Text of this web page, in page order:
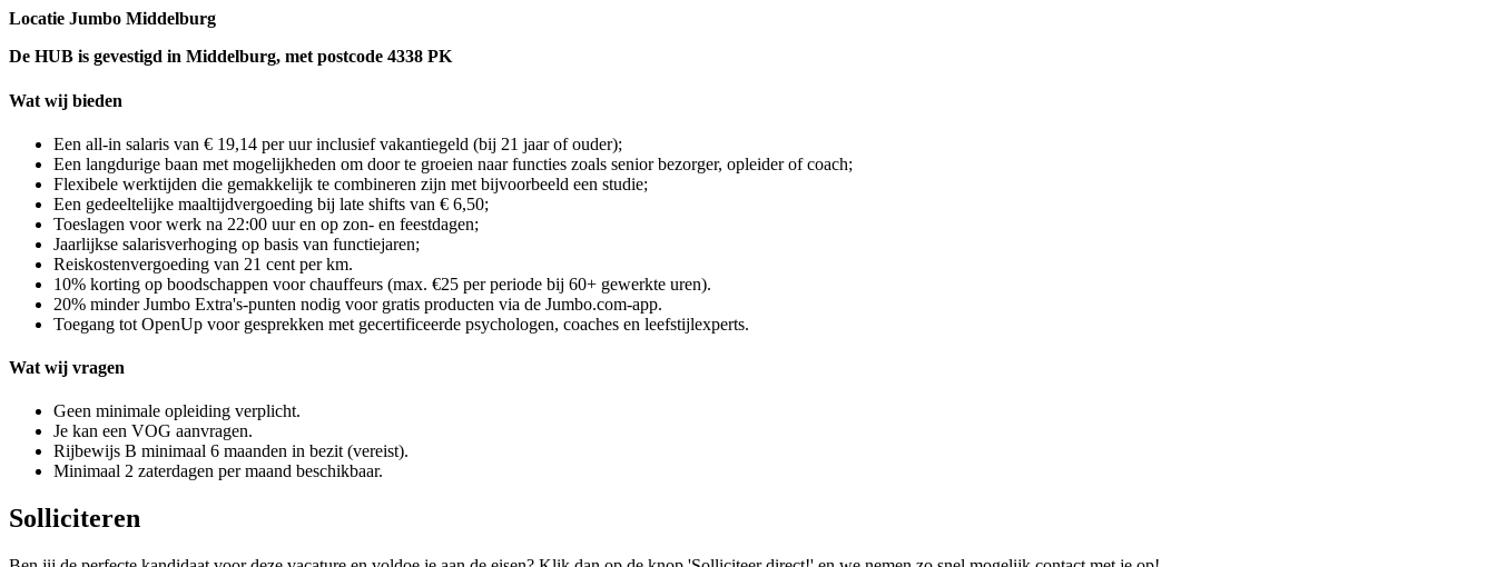
Locatie Jumbo Middelburg
De HUB is gevestigd in Middelburg, met postcode 4338 PK
Wat wij bieden
Een all-in salaris van € 19,14 per uur inclusief vakantiegeld (bij 21 jaar of ouder);
Een langdurige baan met mogelijkheden om door te groeien naar functies zoals senior bezorger, opleider of coach;
Flexibele werktijden die gemakkelijk te combineren zijn met bijvoorbeeld een studie;
Een gedeeltelijke maaltijdvergoeding bij late shifts van € 6,50;
Toeslagen voor werk na 22:00 uur en op zon- en feestdagen;
Jaarlijkse salarisverhoging op basis van functiejaren;
Reiskostenvergoeding van 21 cent per km.
10% korting op boodschappen voor chauffeurs (max. €25 per periode bij 60+ gewerkte uren).
20% minder Jumbo Extra's-punten nodig voor gratis producten via de Jumbo.com-app.
Toegang tot OpenUp voor gesprekken met gecertificeerde psychologen, coaches en leefstijlexperts.
Wat wij vragen
Geen minimale opleiding verplicht.
Je kan een VOG aanvragen.
Rijbewijs B minimaal 6 maanden in bezit (vereist).
Minimaal 2 zaterdagen per maand beschikbaar.
Solliciteren